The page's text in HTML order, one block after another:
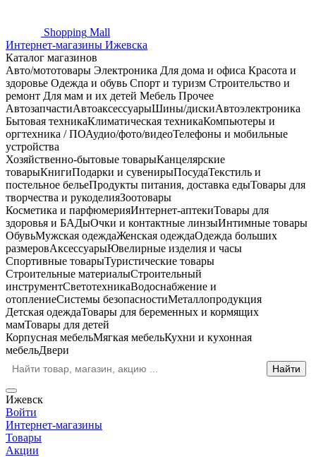
Shopping Mall
Интернет-магазины Ижевска
Каталог магазинов
Авто/мототовары Электроника Для дома и офиса Красота и
здоровье Одежда и обувь Спорт и туризм Строительство и
ремонт Для мам и их детей Мебель Прочее
АвтозапчастиАвтоаксессуарыШины/дискиАвтоэлектроника
Бытовая техникаКлиматическая техникаКомпьютеры и
оргтехника / ПОАудио/фото/видеоТелефоны и мобильные
устройства
Хозяйственно-бытовые товарыКанцелярские
товарыКнигиПодарки и сувенирыПосудаТекстиль и
постельное бельеПродукты питания, доставка едыТовары для
творчества и рукоделияЗоотовары
Косметика и парфюмерияИнтернет-аптекиТовары для
здоровья и БАДыОчки и контактные линзыИнтимные товары
ОбувьМужская одеждаЖенская одеждаОдежда больших
размеровАксессуарыЮвелирные изделия и часы
Спортивные товарыТуристические товары
Строительные материалыСтроительный
инструментСветотехникаВодоснабжение и
отоплениеСистемы безопасностиМеталлопродукция
Детская одеждаТовары для беременных и кормящих
мамТовары для детей
Корпусная мебельМягкая мебельКухни и кухонная
мебельДвери
Ижевск
Войти
Интернет-магазины
Товары
Акции